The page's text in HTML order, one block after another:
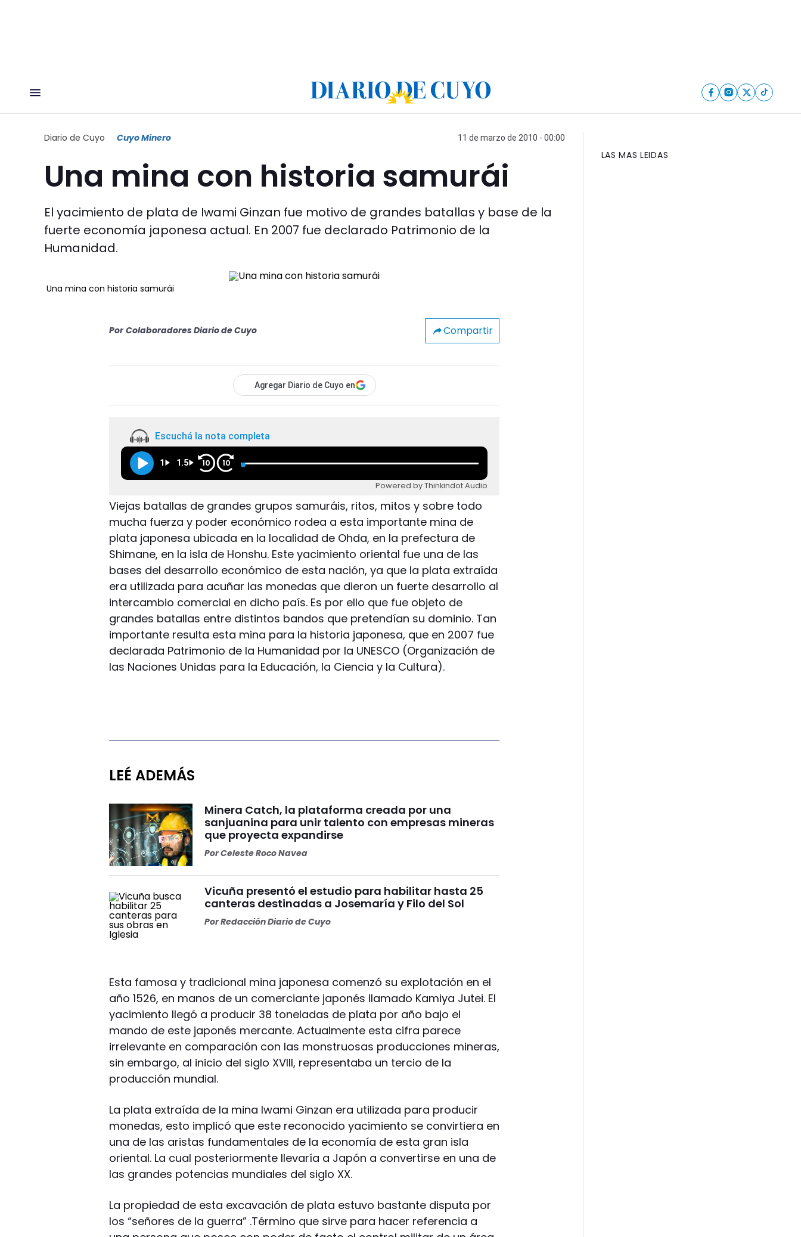
Diario de Cuyo Cuyo Minero 11 de marzo de 2010 - 00:00
Una mina con historia samurái
El yacimiento de plata de Iwami Ginzan fue motivo de grandes batallas y base de la
fuerte economía japonesa actual. En 2007 fue declarado Patrimonio de la
Humanidad.
Una mina con historia samurái
Por Colaboradores Diario de Cuyo Compartir
Agregar Diario de Cuyo en
Escuchá la nota completa
1 1.5 10 10
Powered by Thinkindot Audio
Viejas batallas de grandes grupos samuráis, ritos, mitos y sobre todo
mucha fuerza y poder económico rodea a esta importante mina de
plata japonesa ubicada en la localidad de Ohda, en la prefectura de
Shimane, en la isla de Honshu. Este yacimiento oriental fue una de las
bases del desarrollo económico de esta nación, ya que la plata extraída
era utilizada para acuñar las monedas que dieron un fuerte desarrollo al
intercambio comercial en dicho país. Es por ello que fue objeto de
grandes batallas entre distintos bandos que pretendían su dominio. Tan
importante resulta esta mina para la historia japonesa, que en 2007 fue
declarada Patrimonio de la Humanidad por la UNESCO (Organización de
las Naciones Unidas para la Educación, la Ciencia y la Cultura).
LEÉ ADEMÁS
Minera Catch, la plataforma creada por una
sanjuanina para unir talento con empresas mineras
que proyecta expandirse
PorCeleste Roco Navea
Vicuña presentó el estudio para habilitar hasta 25
canteras destinadas a Josemaría y Filo del Sol
PorRedacción Diario de Cuyo
Esta famosa y tradicional mina japonesa comenzó su explotación en el
año 1526, en manos de un comerciante japonés llamado Kamiya Jutei. El
yacimiento llegó a producir 38 toneladas de plata por año bajo el
mando de este japonés mercante. Actualmente esta cifra parece
irrelevante en comparación con las monstruosas producciones mineras,
sin embargo, al inicio del siglo XVIII, representaba un tercio de la
producción mundial.
La plata extraída de la mina Iwami Ginzan era utilizada para producir
monedas, esto implicó que este reconocido yacimiento se convirtiera en
una de las aristas fundamentales de la economía de esta gran isla
oriental. La cual posteriormente llevaría a Japón a convertirse en una de
las grandes potencias mundiales del siglo XX.
La propiedad de esta excavación de plata estuvo bastante disputa por
los “señores de la guerra” .Término que sirve para hacer referencia a
LAS MAS LEIDAS